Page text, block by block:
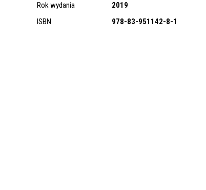
Rok wydania
2019
ISBN
978-83-951142-8-1